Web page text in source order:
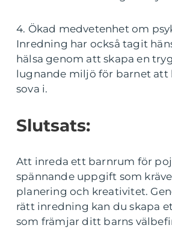
4. Ökad medvetenhet om
Inredning har också tagit
hälsa genom att skapa en
lugnande miljö för barnet att
sova i.
Slutsats:
Att inreda ett barnrum för
spännande uppgift som
planering och kreativitet.
rätt inredning kan du skapa
som främjar ditt barns